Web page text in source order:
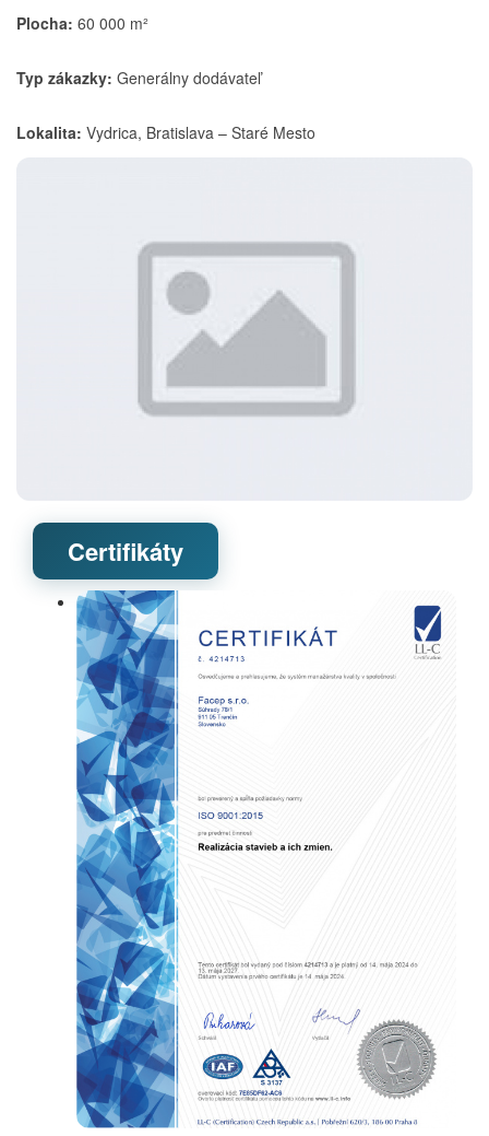
Plocha: 60 000 m²
Typ zákazky: Generálny dodávateľ
Lokalita: Vydrica, Bratislava – Staré Mesto
Certifikáty